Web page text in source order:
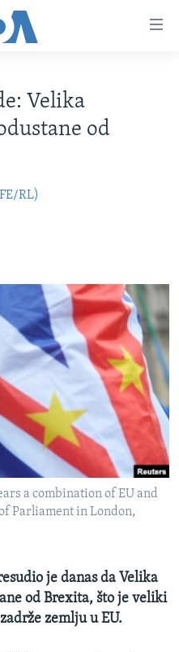
Velika
od
RL)
a combination of EU and
Parliament in London,
je danas da Velika
od Brexita, što je veliki
zemlju u EU.